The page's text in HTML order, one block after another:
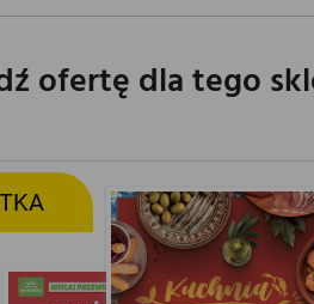
ofertę dla tego